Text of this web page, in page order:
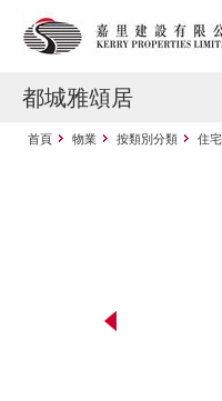
都城雅頌居
首頁 物業 按類別分類 住宅